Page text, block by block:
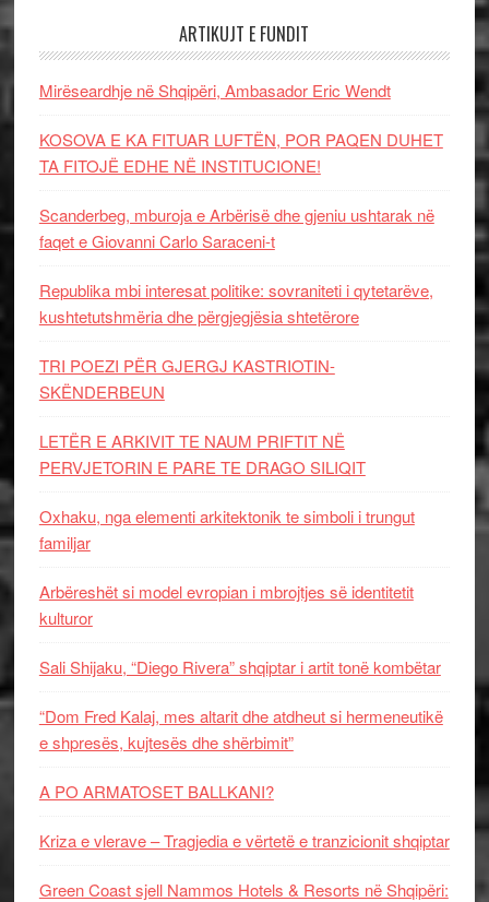
ARTIKUJT E FUNDIT
Mirëseardhje në Shqipëri, Ambasador Eric Wendt
KOSOVA E KA FITUAR LUFTËN, POR PAQEN DUHET
TA FITOJË EDHE NË INSTITUCIONE!
Scanderbeg, mburoja e Arbërisë dhe gjeniu ushtarak në
faqet e Giovanni Carlo Saraceni-t
Republika mbi interesat politike: sovraniteti i qytetarëve,
kushtetutshmëria dhe përgjegjësia shtetërore
TRI POEZI PËR GJERGJ KASTRIOTIN-
SKËNDERBEUN
LETËR E ARKIVIT TE NAUM PRIFTIT NË
PERVJETORIN E PARE TE DRAGO SILIQIT
Oxhaku, nga elementi arkitektonik te simboli i trungut
familjar
Arbëreshët si model evropian i mbrojtjes së identitetit
kulturor
Sali Shijaku, “Diego Rivera” shqiptar i artit tonë kombëtar
“Dom Fred Kalaj, mes altarit dhe atdheut si hermeneutikë
e shpresës, kujtesës dhe shërbimit”
A PO ARMATOSET BALLKANI?
Kriza e vlerave – Tragjedia e vërtetë e tranzicionit shqiptar
Green Coast sjell Nammos Hotels & Resorts në Shqipëri: